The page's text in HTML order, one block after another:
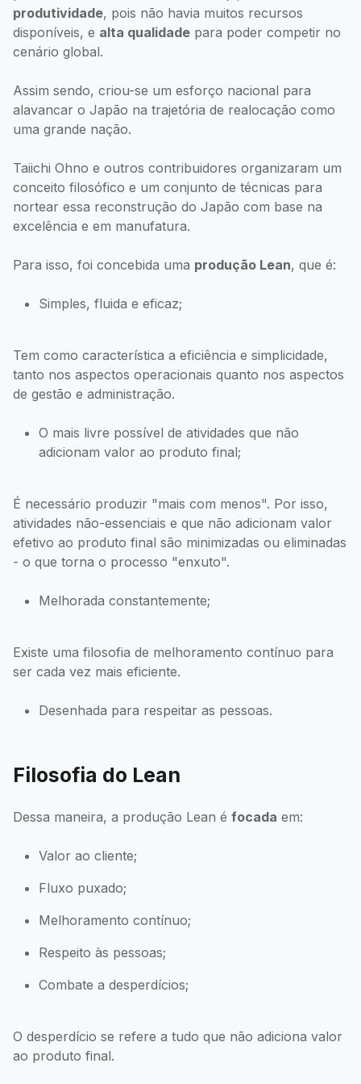
produtividade, pois não havia muitos recursos
disponíveis, e alta qualidade para poder competir no
cenário global.
Assim sendo, criou-se um esforço nacional para
alavancar o Japão na trajetória de realocação como
uma grande nação.
Taiichi Ohno e outros contribuidores organizaram um
conceito filosófico e um conjunto de técnicas para
nortear essa reconstrução do Japão com base na
excelência e em manufatura.
Para isso, foi concebida uma produção Lean, que é:
Simples, fluida e eficaz;
Tem como característica a eficiência e simplicidade,
tanto nos aspectos operacionais quanto nos aspectos
de gestão e administração.
O mais livre possível de atividades que não
adicionam valor ao produto final;
É necessário produzir "mais com menos". Por isso,
atividades não-essenciais e que não adicionam valor
efetivo ao produto final são minimizadas ou eliminadas
- o que torna o processo "enxuto".
Melhorada constantemente;
Existe uma filosofia de melhoramento contínuo para
ser cada vez mais eficiente.
Desenhada para respeitar as pessoas.
Filosofia do Lean
Dessa maneira, a produção Lean é focada em:
Valor ao cliente;
Fluxo puxado;
Melhoramento contínuo;
Respeito às pessoas;
Combate a desperdícios;
O desperdício se refere a tudo que não adiciona valor
ao produto final.